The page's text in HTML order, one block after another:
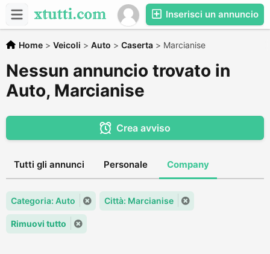
Inserisci un annuncio
Home > Veicoli > Auto > Caserta > Marcianise
Nessun annuncio trovato in
Auto, Marcianise
Crea avviso
Tutti gli annunci Personale Company
Categoria: Auto Città: Marcianise
Rimuovi tutto